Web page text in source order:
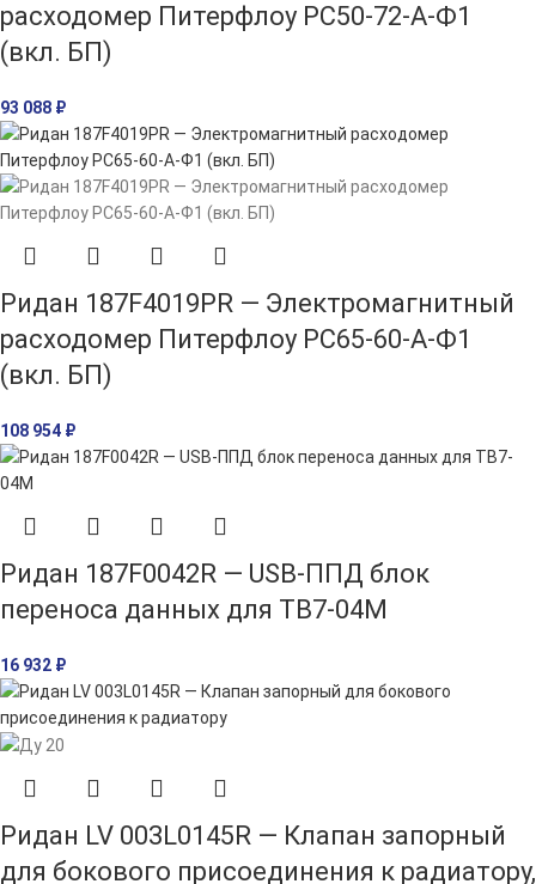
расходомер Питерфлоу РС50-72-А-Ф1
(вкл. БП)
93 088 ₽
Ридан 187F4019PR — Электромагнитный
расходомер Питерфлоу РС65-60-А-Ф1
(вкл. БП)
108 954 ₽
Ридан 187F0042R — USB-ППД блок
переноса данных для ТВ7-04М
16 932 ₽
Ридан LV 003L0145R — Клапан запорный
для бокового присоединения к радиатору,